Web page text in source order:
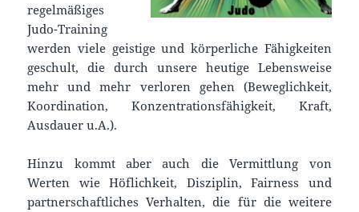
regelmäßiges
Judo-Training
werden viele geistige und körperliche Fähigkeiten
geschult, die durch unsere heutige Lebensweise
mehr und mehr verloren gehen (Beweglichkeit,
Koordination, Konzentrationsfähigkeit, Kraft,
Ausdauer u.A.).
Hinzu kommt aber auch die Vermittlung von
Werten wie Höflichkeit, Disziplin, Fairness und
partnerschaftliches Verhalten, die für die weitere